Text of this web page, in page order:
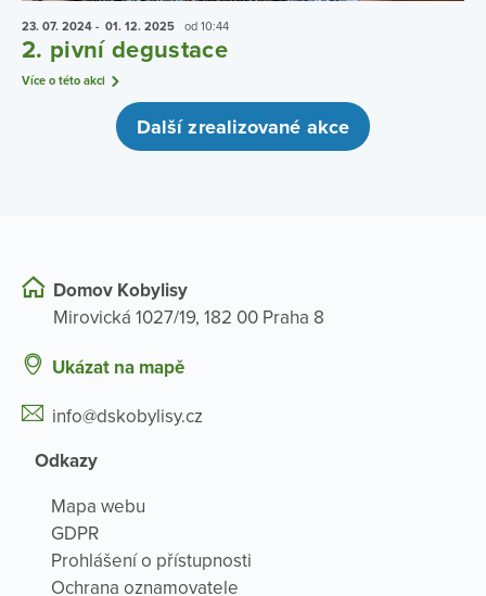
23. 07. 2024 - 01. 12. 2025 od 10:44
2. pivní degustace
Více o této akci
Další zrealizované akce
Domov Kobylisy
Mirovická 1027/19, 182 00 Praha 8
Ukázat na mapě
info@dskobylisy.cz
Odkazy
Mapa webu
GDPR
Prohlášení o přístupnosti
Ochrana oznamovatele